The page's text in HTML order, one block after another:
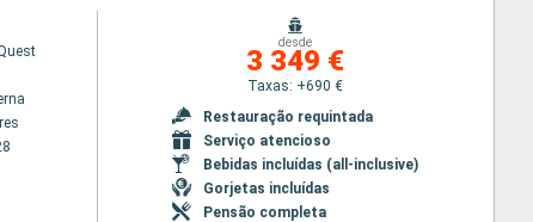
desde
3 349 €
Taxas: +690 €
Restauração requintada
Serviço atencioso
Bebidas incluídas (all-inclusive)
Gorjetas incluídas
Pensão completa